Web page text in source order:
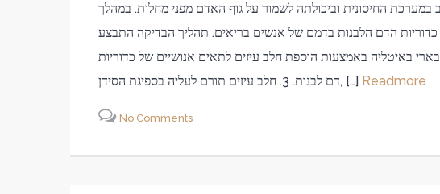
במערכת החיסונית וביכולתה לשמור על גוף האדם מפני מחלות. במהלך
הדם הלבנות בדמם של אנשים בריאים. תהליך הבדיקה התבצע
באיטליה באמצעות הוספת חלב עיזים לתאים אנושיים של כדוריות
דם לבנות. 3. חלב עיזים תורם לעליה בספיגת הסידן, […] Readmore
No Comments